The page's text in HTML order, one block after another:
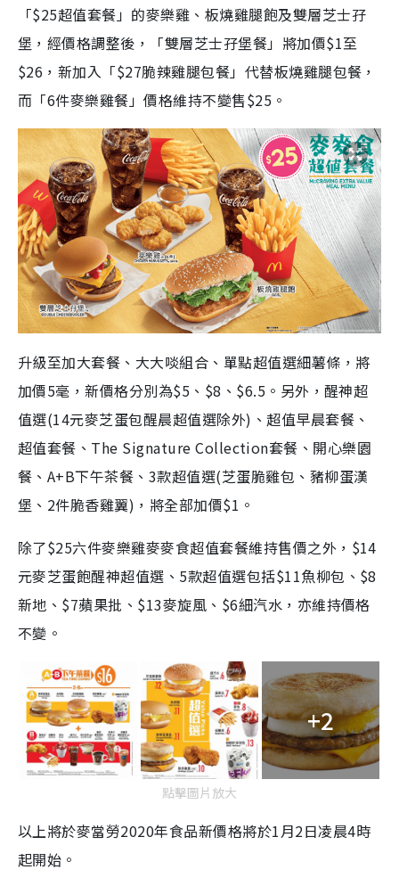
「$25超值套餐」的麥樂雞、板燒雞腿飽及雙層芝士孖
堡，經價格調整後，「雙層芝士孖堡餐」將加價$1至
$26，新加入「$27脆辣雞腿包餐」代替板燒雞腿包餐，
而「6件麥樂雞餐」價格維持不變售$25。
升級至加大套餐、大大啖組合、單點超值選細薯條 ，將
加價5毫，新價格分別為$5、$8、$6.5。 另外，醒神超
值選(14元麥芝蛋包醒晨超值選除外)、超值早晨套餐、
超值套餐、The Signature Collection套餐、開心樂園
餐、A+B下午茶餐、3款超值選(芝蛋脆雞包 、豬柳蛋漢
堡、2件脆香雞翼)，將全部加價$1。
除了$25六件麥樂雞麥麥食超值套餐維持售價之外，$14
元麥芝蛋飽醒神超值選、5款超值選包括$11魚柳包、$8
新地、$7蘋果批、$13麥旋風、$6細汽水，亦維持價格
不變。
+2
點擊圖片放大
以上將於麥當勞2020年食品新價格將於1月2日凌晨4時
起開始。